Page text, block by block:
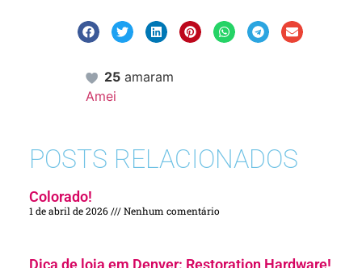
25 amaram
Amei
POSTS RELACIONADOS
Colorado!
1 de abril de 2026 Nenhum comentário
Dica de loja em Denver: Restoration Hardware!